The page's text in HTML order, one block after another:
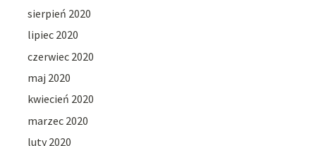
sierpień 2020
lipiec 2020
czerwiec 2020
maj 2020
kwiecień 2020
marzec 2020
luty 2020